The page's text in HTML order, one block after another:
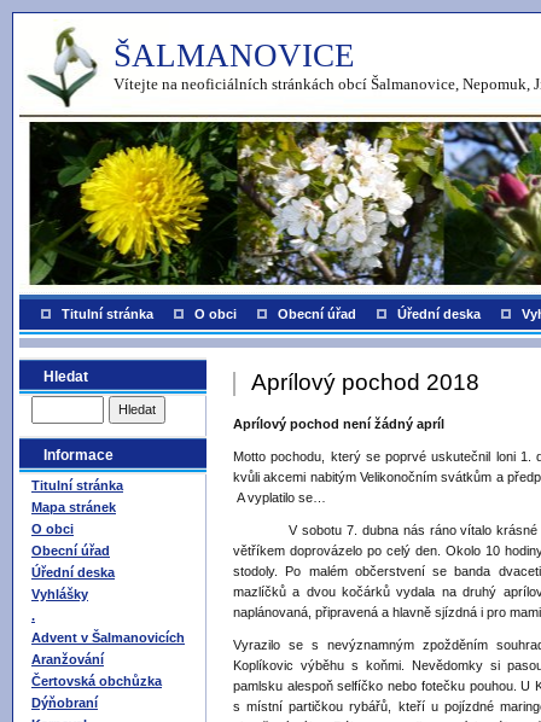
ŠALMANOVICE
Vítejte na neoficiálních stránkách obcí Šalmanovice, Nepomuk,
Titulní stránka O obci Obecní úřad Úřední deska
Hledat
Informace
Titulní stránka
Mapa stránek
O obci
Obecní úřad
Úřední deska
Vyhlášky
.
Advent v Šalmanovicích
Aranžování
Čertovská obchůzka
Dýňobraní
Aprílový pochod 2018
Aprílový pochod není žádný apríl
Motto pochodu, který se poprvé uskutečnil loni
kvůli akcemi nabitým Velikonočním svátkům a
A vyplatilo se…
V sobotu 7. dubna nás ráno vítalo krásné
větříkem doprovázelo po celý den. Okolo 10
stodoly. Po malém občerstvení se banda
mazlíčků a dvou kočárků vydala na druhý
naplánovaná, připravená a hlavně sjízdná i pro
Vyrazilo se s nevýznamným zpožděním
Koplíkovic výběhu s koňmi. Nevědomky si
pamlsku alespoň selfíčko nebo fotečku pouhou. U
s místní partičkou rybářů, kteří u pojízdné